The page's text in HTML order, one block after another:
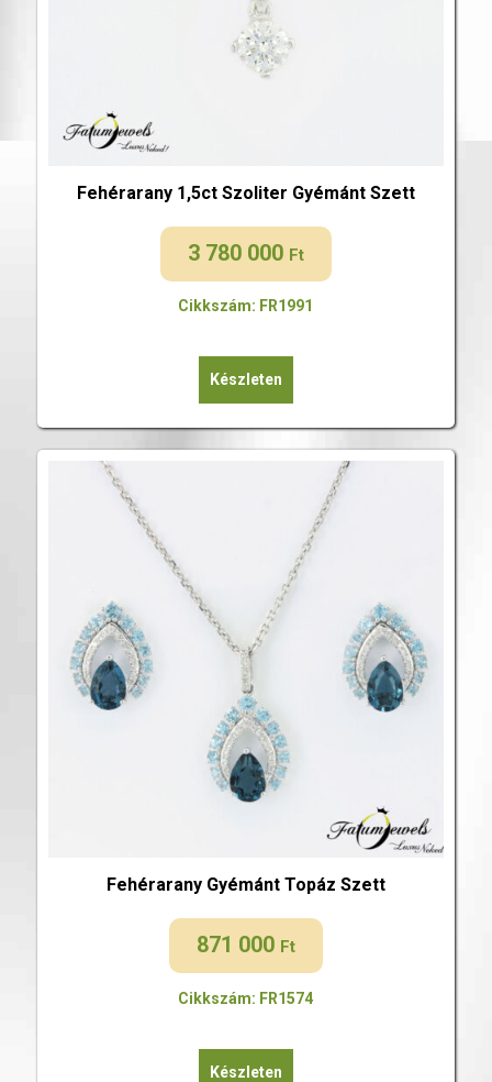
Fehérarany 1,5ct Szoliter Gyémánt Szett
3 780 000 Ft
Cikkszám: FR1991
Készleten
Fehérarany Gyémánt Topáz Szett
871 000 Ft
Cikkszám: FR1574
Készleten